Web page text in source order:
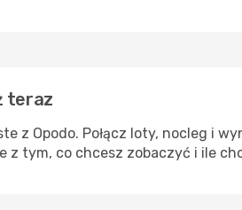
teraz
z Opodo. Połącz loty, nocleg i
z tym, co chcesz zobaczyć i ile